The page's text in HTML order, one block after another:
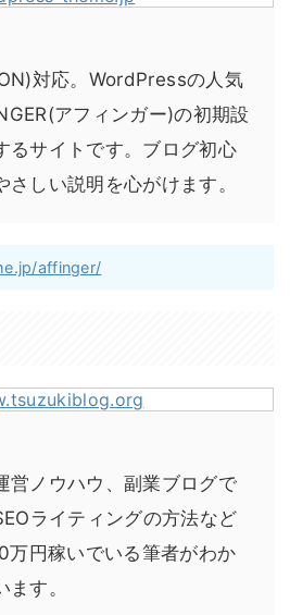
対応。WordPressの人気
アフィンガー)の初期設
るサイトです。ブログ初心
しい説明を心がけます。
affinger/
営ノウハウ、副業ブログで
ライティングの方法など
万円稼いでいる筆者がわか
す。